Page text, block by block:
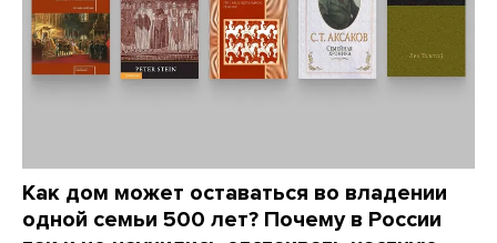
Как дом может оставаться во владении
одной семьи 500 лет? Почему в России